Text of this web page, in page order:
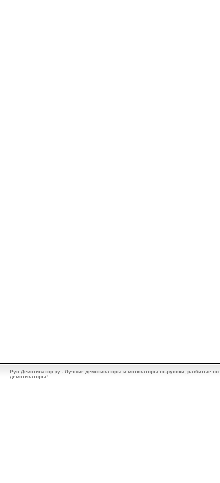
Рус Демотиватор.ру - Лучшие демотиваторы и мотиваторы по-русски, разбитые
демотиваторы!